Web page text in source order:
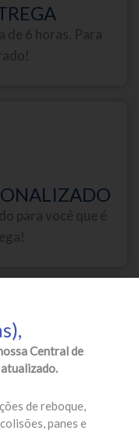
de 6 horas. Para
para você que é
Central de
de reboque,
panes e